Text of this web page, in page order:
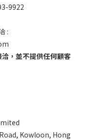
9922
:
，並不提供任何顧客
Kowloon, Hong